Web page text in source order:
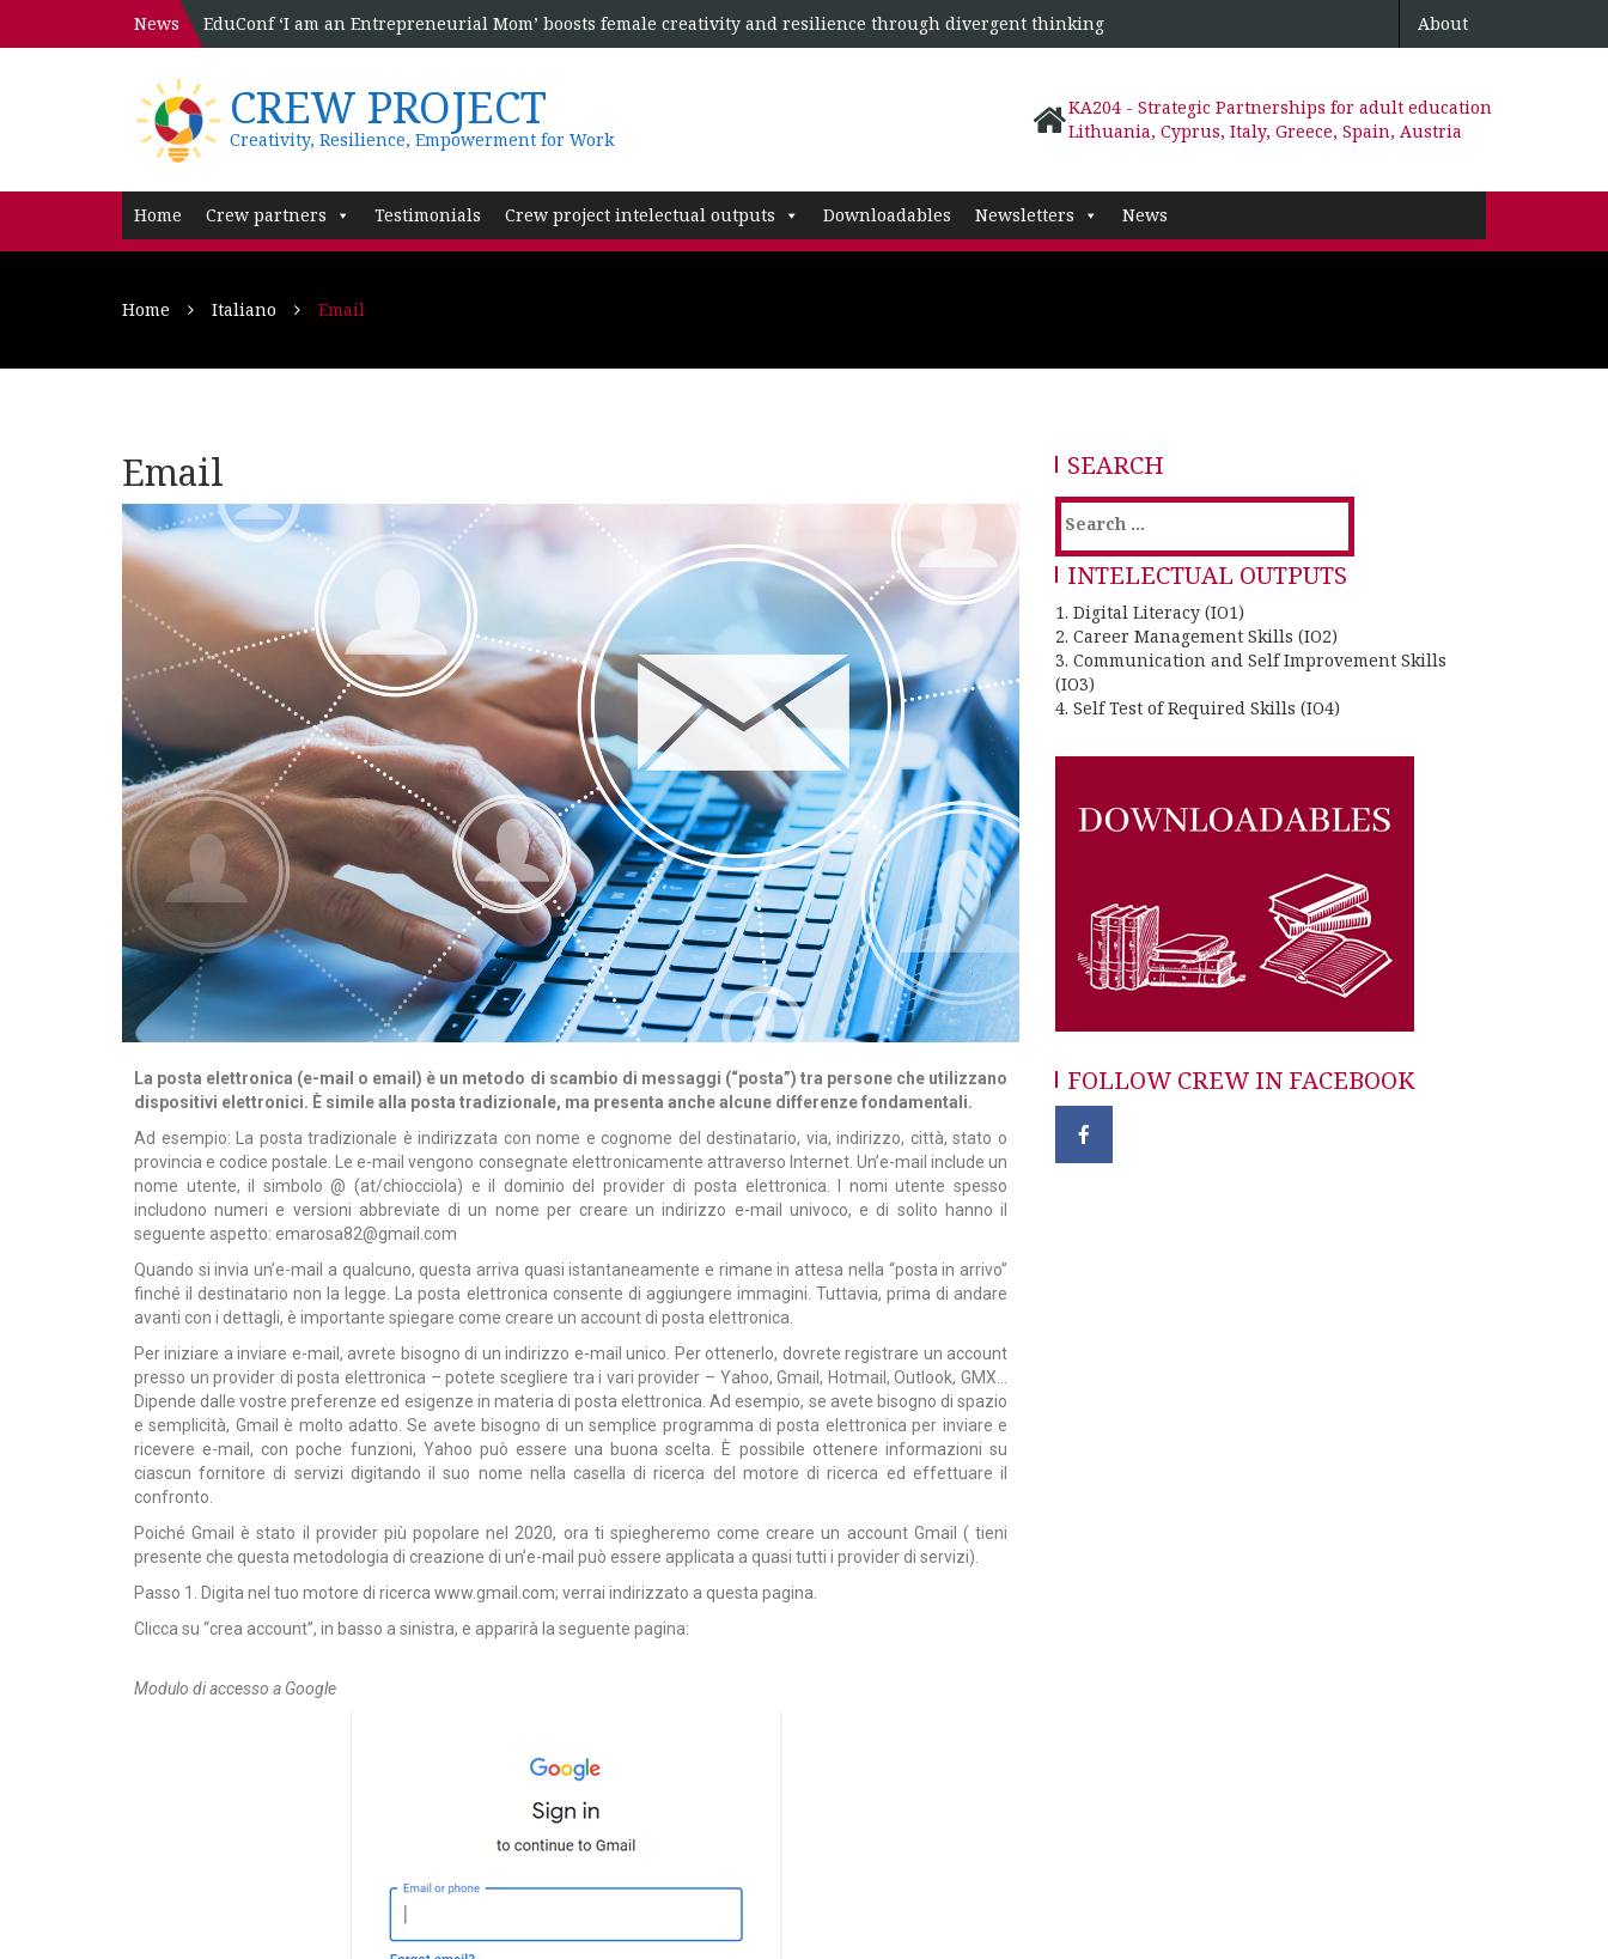
News EduConf ‘I am an Entrepreneurial Mom’ boosts female creativity and resilience through divergent thinking About
CREW PROJECT
Creativity, Resilience, Empowerment for Work
KA204 - Strategic Partnerships for adult education
Lithuania, Cyprus, Italy, Greece, Spain, Austria
Home Crew partners Testimonials Crew project intelectual outputs Downloadables Newsletters News
Home Italiano Email
Email
La posta elettronica (e-mail o email) è un metodo di scambio di messaggi (“posta”) tra persone che utilizzano
dispositivi elettronici. È simile alla posta tradizionale, ma presenta anche alcune differenze fondamentali.
Ad esempio: La posta tradizionale è indirizzata con nome e cognome del destinatario, via, indirizzo, città, stato o
provincia e codice postale. Le e-mail vengono consegnate elettronicamente attraverso Internet. Un’e-mail include un
nome utente, il simbolo @ (at/chiocciola) e il dominio del provider di posta elettronica. I nomi utente spesso
includono numeri e versioni abbreviate di un nome per creare un indirizzo e-mail univoco, e di solito hanno il
seguente aspetto: emarosa82@gmail.com
Quando si invia un’e-mail a qualcuno, questa arriva quasi istantaneamente e rimane in attesa nella “posta in arrivo”
finché il destinatario non la legge. La posta elettronica consente di aggiungere immagini. Tuttavia, prima di andare
avanti con i dettagli, è importante spiegare come creare un account di posta elettronica.
Per iniziare a inviare e-mail, avrete bisogno di un indirizzo e-mail unico. Per ottenerlo, dovrete registrare un account
presso un provider di posta elettronica – potete scegliere tra i vari provider – Yahoo, Gmail, Hotmail, Outlook, GMX…
Dipende dalle vostre preferenze ed esigenze in materia di posta elettronica. Ad esempio, se avete bisogno di spazio
e semplicità, Gmail è molto adatto. Se avete bisogno di un semplice programma di posta elettronica per inviare e
ricevere e-mail, con poche funzioni, Yahoo può essere una buona scelta. È possibile ottenere informazioni su
ciascun fornitore di servizi digitando il suo nome nella casella di ricerca del motore di ricerca ed effettuare il
confronto.
Poiché Gmail è stato il provider più popolare nel 2020, ora ti spiegheremo come creare un account Gmail ( tieni
presente che questa metodologia di creazione di un’e-mail può essere applicata a quasi tutti i provider di servizi).
Passo 1. Digita nel tuo motore di ricerca www.gmail.com; verrai indirizzato a questa pagina.
Clicca su “crea account”, in basso a sinistra, e apparirà la seguente pagina:
Modulo di accesso a Google
SEARCH
INTELECTUAL OUTPUTS
1. Digital Literacy (IO1)
2. Career Management Skills (IO2)
3. Communication and Self Improvement Skills
(IO3)
4. Self Test of Required Skills (IO4)
FOLLOW CREW IN FACEBOOK